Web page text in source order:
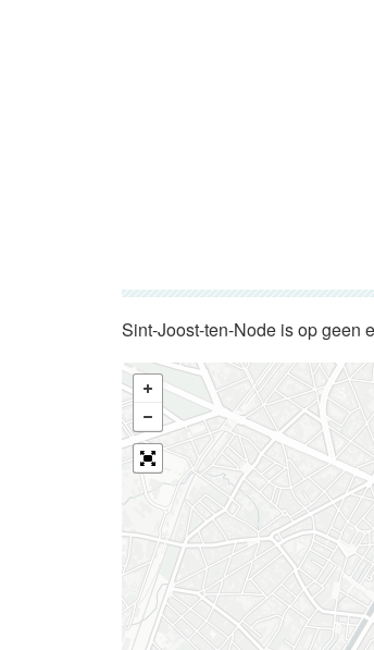
Sint-Joost-ten-Node is op geen